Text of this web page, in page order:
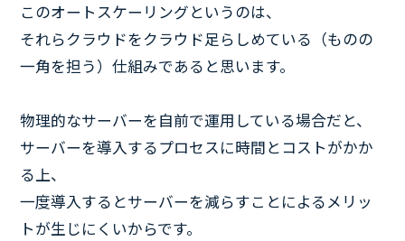
このオートスケーリングというのは、
それらクラウドをクラウド足らしめている（ものの
一角を担う）仕組みであると思います。
物理的なサーバーを自前で運用している場合だと、
サーバーを導入するプロセスに時間とコストがかか
る上、
一度導入するとサーバーを減らすことによるメリッ
トが生じにくいからです。